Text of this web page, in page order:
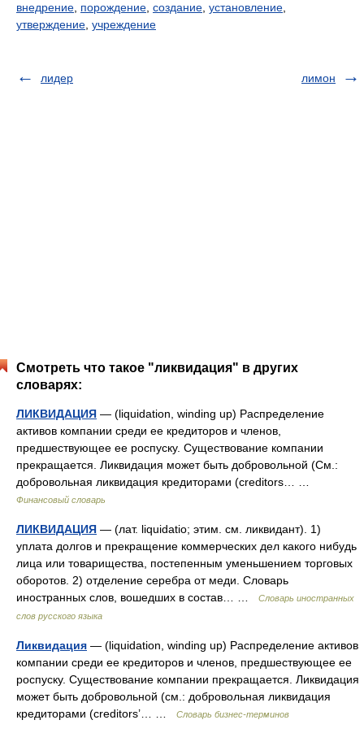
внедрение порождение создание установление
утверждение учреждение
лидер лимон
Смотреть что такое "ликвидация" в других
словарях:
ЛИКВИДАЦИЯ — (liquidation, winding up) Распределение
активов компании среди ее кредиторов и членов,
предшествующее ее роспуску. Существование компании
прекращается. Ликвидация может быть добровольной (См.:
добровольная ликвидация кредиторами (creditors… …
Финансовый словарь
ЛИКВИДАЦИЯ — (лат. liquidatio; этим. см. ликвидант). 1)
уплата долгов и прекращение коммерческих дел какого нибудь
лица или товарищества, постепенным уменьшением торговых
оборотов. 2) отделение серебра от меди. Словарь
иностранных слов, вошедших в состав… …
Словарь иностранных
слов русского языка
Ликвидация — (liquidation, winding up) Распределение активов
компании среди ее кредиторов и членов, предшествующее ее
роспуску. Существование компании прекращается. Ликвидация
может быть добровольной (cм.: добровольная ликвидация
кредиторами (creditors’… …
Словарь бизнес-терминов